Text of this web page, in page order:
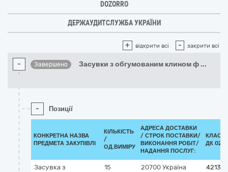
DOZORRO
ДЕРЖАУДИТСЛУЖБА УКРАЇНИ
+ відкрити всі - закрити всі
- Завершено Засувки з обгумованим клином ф ...
- Позиції
КОНКРЕТНА НАЗВА
ПРЕДМЕТА ЗАКУПІВЛІ
КІЛЬКІСТЬ
/
ОД.ВИМІРУ
АДРЕСА ДОСТАВКИ
/ СТРОК ПОСТАВКИ/
ВИКОНАННЯ РОБІТ/
НАДАННЯ ПОСЛУГ:
ДК
Засувка з
15
20700 Україна